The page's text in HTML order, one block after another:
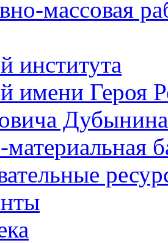
массовая
института
имени Героя
Дубынина